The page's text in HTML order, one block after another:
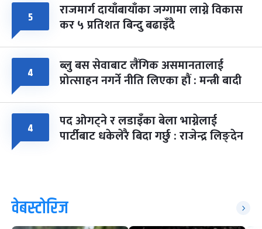
५ राजमार्ग दायाँबायाँका जग्गामा लाग्ने विकास
कर ५ प्रतिशत बिन्दु बढाइँदै
४ ब्लु बस सेवाबाट लैंगिक असमानतालाई
प्रोत्साहन नगर्ने नीति लिएका हौं : मन्त्री बादी
४ पद ओगट्ने र लडाइँका बेला भाग्नेलाई
पार्टीबाट धकेलेरै बिदा गर्छु : राजेन्द्र लिङ्देन
वेबस्टोरिज